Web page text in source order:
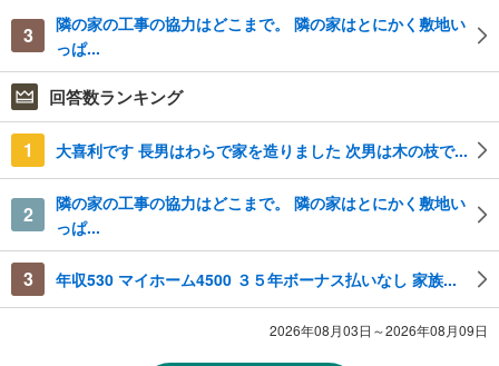
3
隣の家の工事の協力はどこまで。 隣の家はとにかく敷地い
っぱ...
回答数ランキング
1 大喜利です 長男はわらで家を造りました 次男は木の枝で...
2
隣の家の工事の協力はどこまで。 隣の家はとにかく敷地い
っぱ...
3 年収530 マイホーム4500 ３５年ボーナス払いなし 家族...
2026年08月03日～2026年08月09日